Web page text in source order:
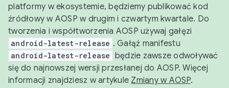
platformy w ekosystemie, będziemy publikować kod
źródłowy w AOSP w drugim i czwartym kwartale. Do
tworzenia i współtworzenia AOSP używaj gałęzi
android-latest-release . Gałąź manifestu
android-latest-release będzie zawsze odwoływać
się do najnowszej wersji przesłanej do AOSP. Więcej
informacji znajdziesz w artykule Zmiany w AOSP.